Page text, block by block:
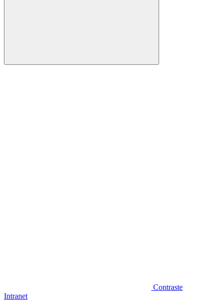
Buscar
Contraste
Intranet